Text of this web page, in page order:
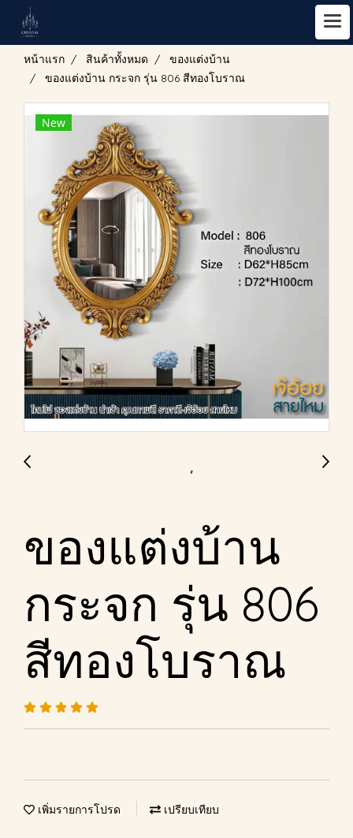
หน้าแรก สินค้าทั้งหมด
ของแต่งบ้าน
ของแต่งบ้าน กระจก รุ่น 806 สีทองโบราณ
New
ของแต่งบ้าน
กระจก รุ่น 806
สีทองโบราณ
เพิ่มรายการโปรด เปรียบเทียบ